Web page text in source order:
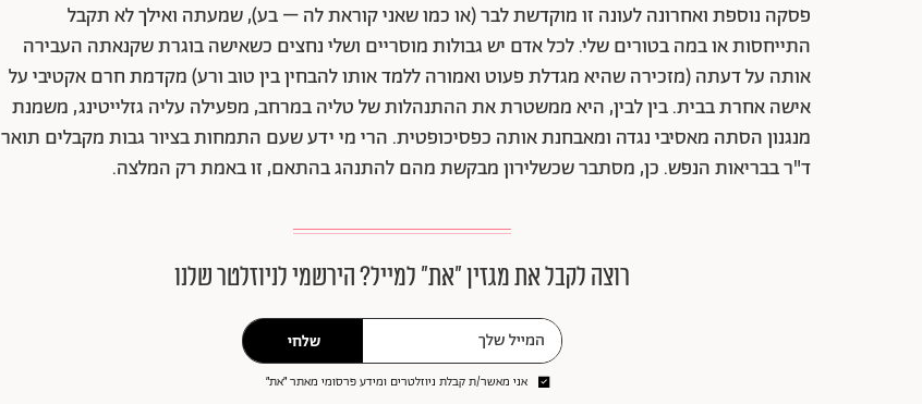
פסקה נוספת ואחרונה לעונה זו מוקדשת לבר (או כמו שאני קוראת לה – בע), שמעתה ואילך לא תקבל
התייחסות או במה בטורים שלי. לכל אדם יש גבולות מוסריים ושלי נחצים כשאישה בוגרת שקנאתה העבירה
אותה על דעתה (מזכירה שהיא מגדלת פעוט ואמורה ללמד אותו להבחין בין טוב ורע) מקדמת חרם אקטיבי על
אישה אחרת בבית. בין לבין, היא ממשטרת את ההתנהלות של טליה במרחב, מפעילה עליה גזלייטינג, משמנת
מנגנון הסתה מאסיבי נגדה ומאבחנת אותה כפסיכופטית. הרי מי ידע שעם התמחות בציור גבות מקבלים תואר
ד"ר בבריאות הנפש. כן, מסתבר שכשלירון מבקשת מהם להתנהג בהתאם, זו באמת רק המלצה.
רוצה לקבל את מגזין ״את״ למייל? הירשמי לניוזלטר שלנו
שלחי
אני מאשר/ת קבלת ניוזלטרים ומידע פרסומי מאתר ״את״